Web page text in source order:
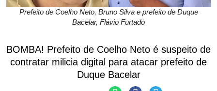
Prefeito de Coelho Neto, Bruno Silva e prefeito de Duque
Bacelar, Flávio Furtado
BOMBA! Prefeito de Coelho Neto é suspeito de
contratar milicia digital para atacar prefeito de
Duque Bacelar